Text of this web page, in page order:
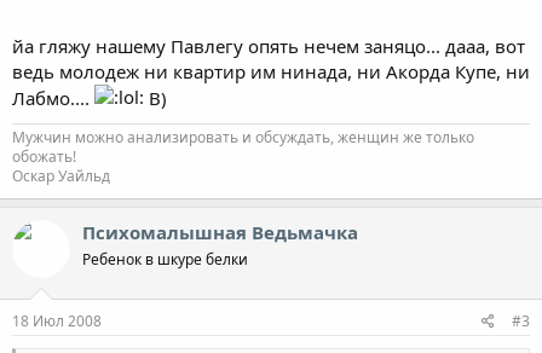
йа гляжу нашему Павлегу опять нечем заняцо... дааа, вот
ведь молодеж ни квартир им нинада, ни Акорда Купе, ни
Лабмо....
B)
Мужчин можно анализировать и обсуждать, женщин же только
обожать!
Оскар Уайльд
Психомалышная Ведьмачка
Ребенок в шкуре белки
18 Июл 2008 #3